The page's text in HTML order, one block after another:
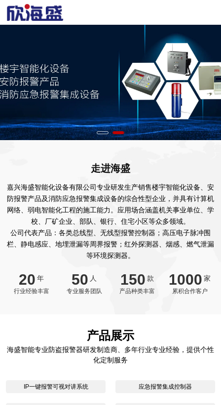
走进海盛
嘉兴海盛智能化设备有限公司专业研发生产销售楼宇智能化设备、安
防报警产品及消防应急报警集成设备的综合性型企业，并具有计算机
网络、弱电智能化工程的施工能力。应用场合涵盖机关事业单位、学
校、厂矿企业、部队、银行、住宅小区等众多领域。
公司代表产品：各类总线型、无线型报警控制器；高压电子脉冲围
栏、静电感应、地埋泄漏等周界报警；红外探测器、烟感、燃气泄漏
等环境探测器。
20 年
行业经验丰富
50 人
专业服务团队
150 款
产品种类丰富
1000 家
累积合作客户
产品展示
海盛智能专业防盗报警器研发制造商、多年行业专业经验，提供个性
化定制服务
IP一键报警可视对讲系统 应急报警集成控制器